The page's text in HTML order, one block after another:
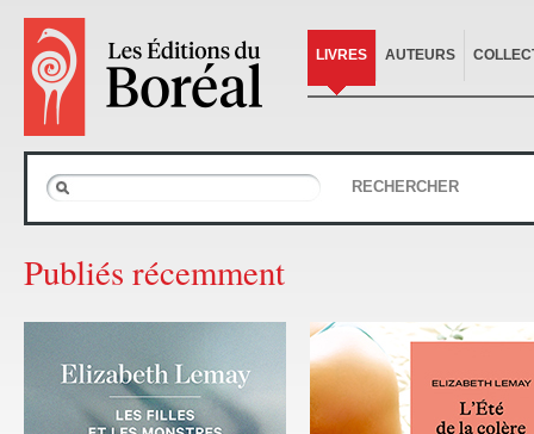
LIVRES AUTEURS
RECHERCHER
Publiés récemment